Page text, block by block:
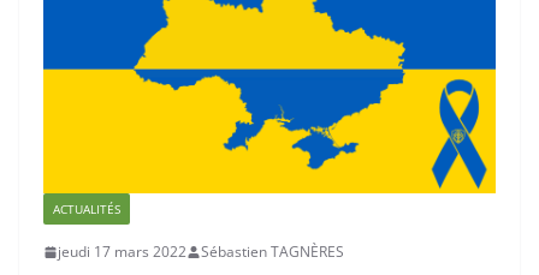
ACTUALITÉS
jeudi 17 mars 2022 Sébastien TAGNÈRES